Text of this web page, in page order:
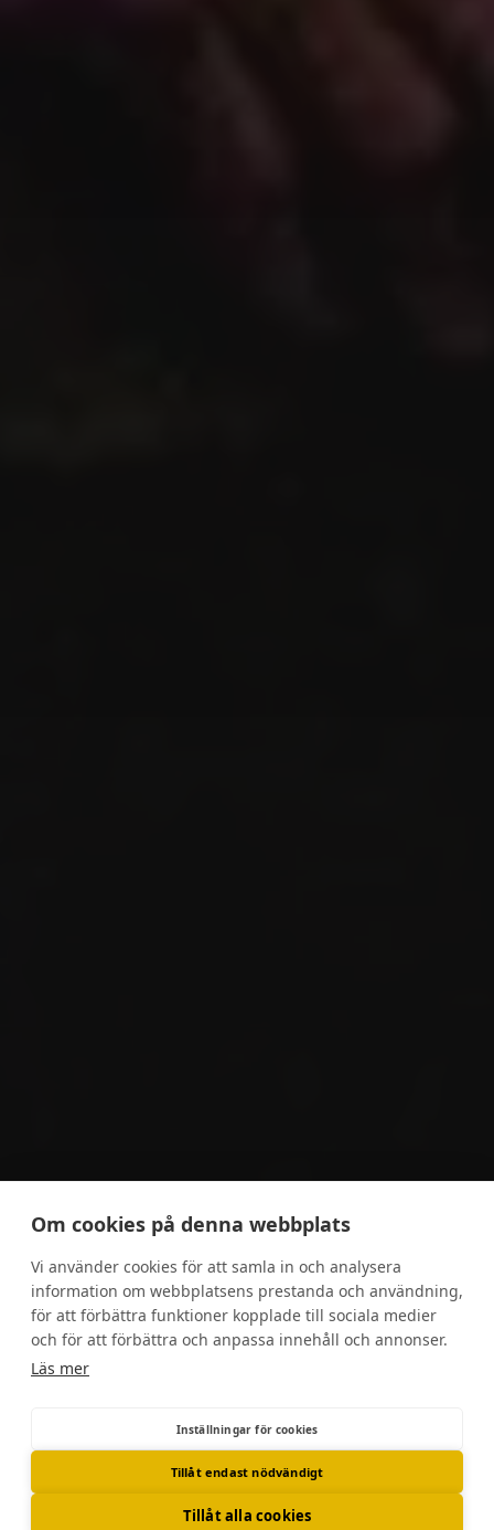
The Challenge
Upplev spänningen i ”Sandbox”, utmana rörligheten i
Om cookies på denna webbplats
Vi använder cookies för att samla in och analysera
information om webbplatsens prestanda och användning,
för att förbättra funktioner kopplade till sociala medier
och för att förbättra och anpassa innehåll och annonser.
Läs mer
Inställningar för cookies
Tillåt endast nödvändigt
Tillåt alla cookies